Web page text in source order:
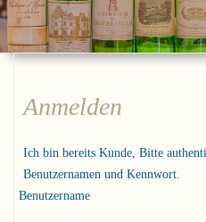
Anmelden
Ich bin bereits Kunde, Bitte
Benutzernamen und Kennwort.
Benutzername